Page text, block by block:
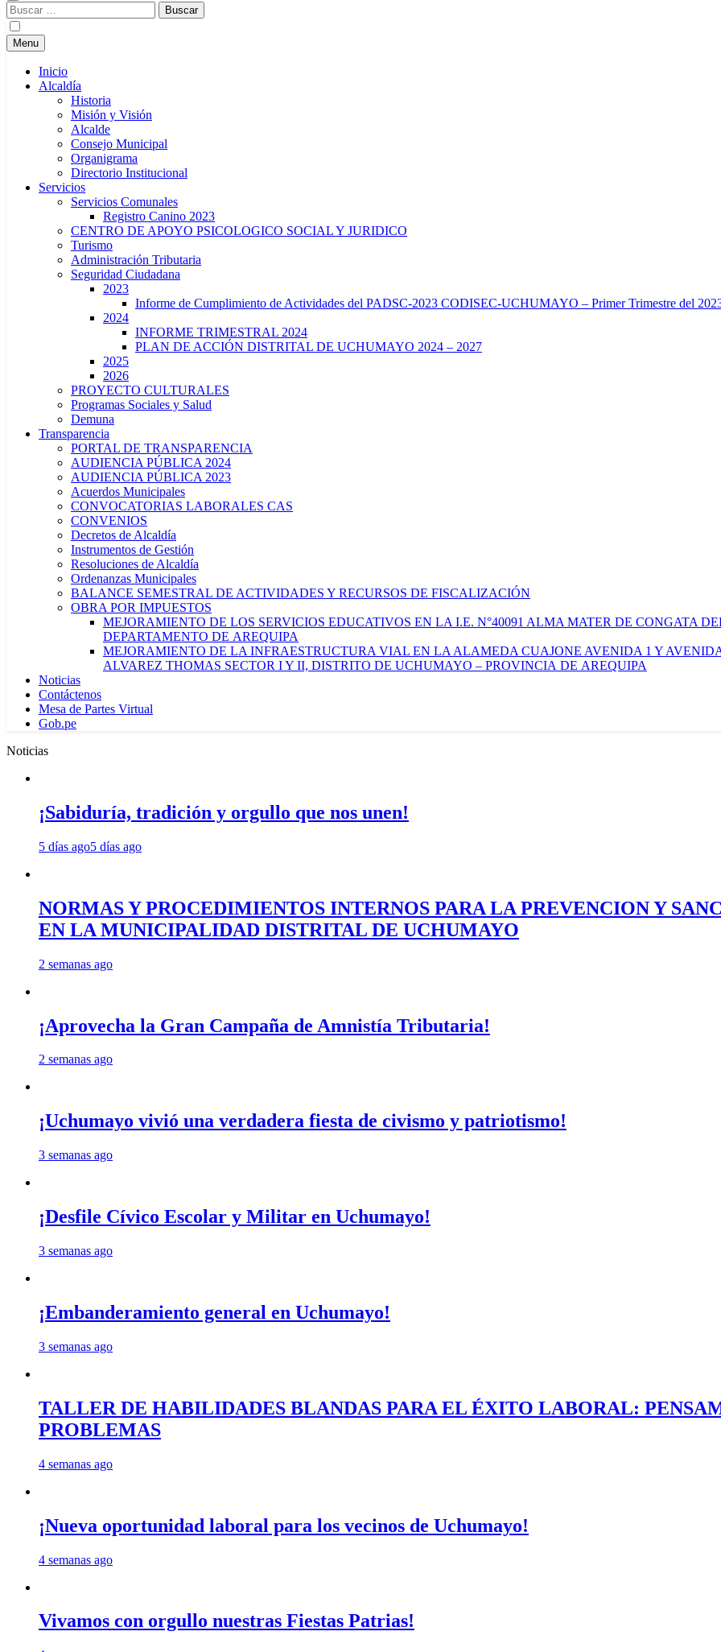
Buscar:
Menu
Inicio
Alcaldía
Historia
Misión y Visión
Alcalde
Consejo Municipal
Organigrama
Directorio Institucional
Servicios
Servicios Comunales
Registro Canino 2023
CENTRO DE APOYO PSICOLOGICO SOCIAL Y JURIDICO
Turismo
Administración Tributaria
Seguridad Ciudadana
2023
Informe de Cumplimiento de Actividades del PADSC-2023 CODISEC-UCHUMAYO – Primer Trimestre del
2024
INFORME TRIMESTRAL 2024
PLAN DE ACCIÓN DISTRITAL DE UCHUMAYO 2024 – 2027
2025
2026
PROYECTO CULTURALES
Programas Sociales y Salud
Demuna
Transparencia
PORTAL DE TRANSPARENCIA
AUDIENCIA PÚBLICA 2024
AUDIENCIA PÚBLICA 2023
Acuerdos Municipales
CONVOCATORIAS LABORALES CAS
CONVENIOS
Decretos de Alcaldía
Instrumentos de Gestión
Resoluciones de Alcaldía
Ordenanzas Municipales
BALANCE SEMESTRAL DE ACTIVIDADES Y RECURSOS DE FISCALIZACIÓN
OBRA POR IMPUESTOS
MEJORAMIENTO DE LOS SERVICIOS EDUCATIVOS EN LA I.E. N°40091 ALMA MATER DE CONGATA
DEPARTAMENTO DE AREQUIPA
MEJORAMIENTO DE LA INFRAESTRUCTURA VIAL EN LA ALAMEDA CUAJONE AVENIDA 1 Y
ALVAREZ THOMAS SECTOR I Y II, DISTRITO DE UCHUMAYO – PROVINCIA DE AREQUIPA
Noticias
Contáctenos
Mesa de Partes Virtual
Gob.pe
Noticias
¡Sabiduría, tradición y orgullo que nos unen!
5 días ago5 días ago
NORMAS Y PROCEDIMIENTOS INTERNOS PARA LA PREVENCION Y
EN LA MUNICIPALIDAD DISTRITAL DE UCHUMAYO
2 semanas ago
¡Aprovecha la Gran Campaña de Amnistía Tributaria!
2 semanas ago
¡Uchumayo vivió una verdadera fiesta de civismo y patriotismo!
3 semanas ago
¡Desfile Cívico Escolar y Militar en Uchumayo!
3 semanas ago
¡Embanderamiento general en Uchumayo!
3 semanas ago
TALLER DE HABILIDADES BLANDAS PARA EL ÉXITO LABORAL:
PROBLEMAS
4 semanas ago
¡Nueva oportunidad laboral para los vecinos de Uchumayo!
4 semanas ago
Vivamos con orgullo nuestras Fiestas Patrias!